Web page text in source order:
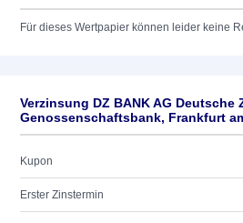
Für dieses Wertpapier können leider keine
Verzinsung DZ BANK AG Deutsche
Genossenschaftsbank, Frankfurt
Kupon
Erster Zinstermin